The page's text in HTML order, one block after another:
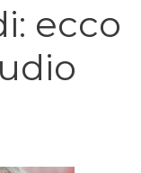
ecco